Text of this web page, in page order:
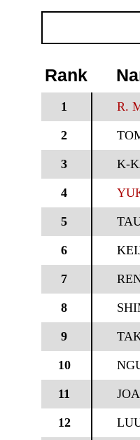
Rank
1 R.
2
3 K-
4
5
6
7
8
9
10
11
12